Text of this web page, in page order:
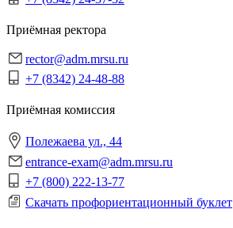
Приёмная ректора
rector@adm.mrsu.ru
+7 (8342) 24-48-88
Приёмная комиссия
Полежаева ул., 44
entrance-exam@adm.mrsu.ru
+7 (800) 222-13-77
Скачать профориентационный буклет